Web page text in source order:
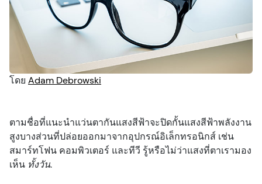
การติดเชื้อและอาการแพ้
อาการบาดเจ็บที่ดวงตา
อาการ
ยาหยอดตา
ตรวจสายตา
สุขภาพการมองเห็น
ความปลอดภัย
การตรวจสายตา
ศัลยกรรมสายตา
ความเชี่ยวชาญ
การทำนุบำรุง
จดหมายข่าว
พอดแคสต์
แบบทดสอบ
สปอนเซอร์
วิดีโอ
ทรัพยากร
โดย Adam Debrowski
ตามชื่อที่แนะนำแว่นตากันแสงสีฟ้าจะปิดกั้นแสงสีฟ้าพลังงาน
สูงบางส่วนที่ปล่อยออกมาจากอุปกรณ์อิเล็กทรอนิกส์ เช่น
สมาร์ทโฟน คอมพิวเตอร์ และทีวี รู้หรือไม่ว่าแสงที่ตาเรามอง
เห็น ทั้งวัน.